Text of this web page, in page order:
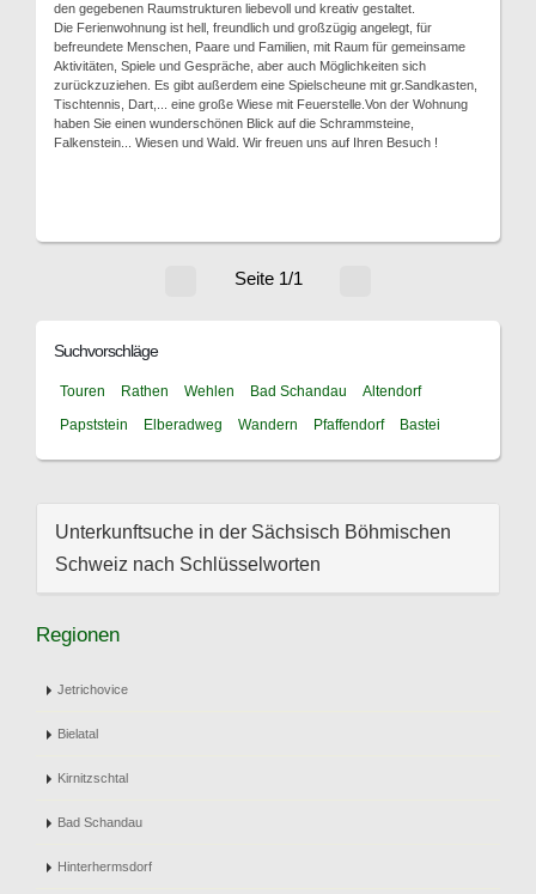
den gegebenen Raumstrukturen liebevoll und kreativ gestaltet.
Die Ferienwohnung ist hell, freundlich und großzügig angelegt, für
befreundete Menschen, Paare und Familien, mit Raum für gemeinsame
Aktivitäten, Spiele und Gespräche, aber auch Möglichkeiten sich
zurückzuziehen. Es gibt außerdem eine Spielscheune mit gr.Sandkasten,
Tischtennis, Dart,... eine große Wiese mit Feuerstelle.Von der Wohnung
haben Sie einen wunderschönen Blick auf die Schrammsteine,
Falkenstein... Wiesen und Wald. Wir freuen uns auf Ihren Besuch !
Seite 1/1
Suchvorschläge
Touren Rathen Wehlen Bad Schandau
Altendorf
Papststein
Elberadweg Wandern Pfaffendorf Bastei
Unterkunftsuche in der Sächsisch Böhmischen
Schweiz nach Schlüsselworten
Regionen
Jetrichovice
Bielatal
Kirnitzschtal
Bad Schandau
Hinterhermsdorf